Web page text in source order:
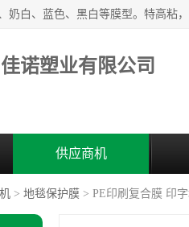
诺塑业有限公司
供应商机
> 地毯保护膜 > PE印刷复合膜 印